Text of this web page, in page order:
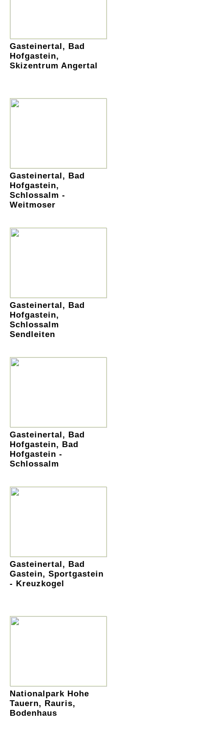
Gasteinertal, Bad
Hofgastein,
Skizentrum Angertal
Gasteinertal, Bad
Hofgastein,
Schlossalm -
Weitmoser
Gasteinertal, Bad
Hofgastein,
Schlossalm
Sendleiten
Gasteinertal, Bad
Hofgastein, Bad
Hofgastein -
Schlossalm
Gasteinertal, Bad
Gastein, Sportgastein
- Kreuzkogel
Nationalpark Hohe
Tauern, Rauris,
Bodenhaus